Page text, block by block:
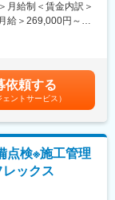
導を担うほどの技
円で住める
同士、横のつなが
われています。ま
で、業界トップク
用しているエンジ
ならないレベルでの
計開発
の機能設計や配管
験要求書作成
設計から詳細設計、
月給制＜賃金内訳＞
給＞269,000円～
依頼する
ェントサービス）
点検※施工管理
ックス